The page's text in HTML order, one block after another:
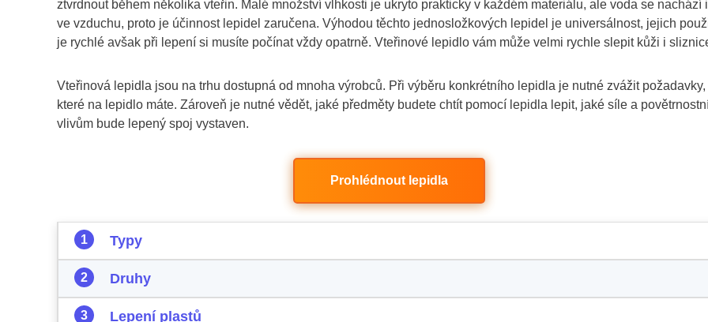
ztvrdnout během několika vteřin. Malé množství vlhkosti je ukryto prakticky v každém materiálu, ale voda se nachází i
ve vzduchu, proto je účinnost lepidel zaručena. Výhodou těchto jednosložkových lepidel je universálnost, jejich
je rychlé avšak při lepení si musíte počínat vždy opatrně. Vteřinové lepidlo vám může velmi rychle slepit kůži i
Vteřinová lepidla jsou na trhu dostupná od mnoha výrobců. Při výběru konkrétního lepidla je nutné zvážit požadavky,
které na lepidlo máte. Zároveň je nutné vědět, jaké předměty budete chtít pomocí lepidla lepit, jaké síle a
vlivům bude lepený spoj vystaven.
Prohlédnout lepidla
Typy
Druhy
Lepení plastů